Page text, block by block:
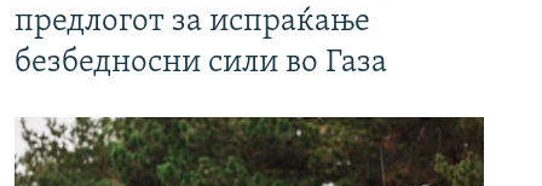
предлогот за испраќање
безбедносни сили во Газа